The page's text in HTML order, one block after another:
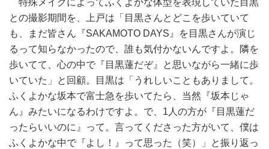
特殊メイクによってふくよかな体型を表現していた目黒
との撮影期間を、上戸は「目黒さんとどこを歩いていて
も、まだ皆さん『SAKAMOTO DAYS』を目黒さんが演じ
るって知らなかったので、誰も気付かないんですよ。隣を
歩いてて、心の中で『目黒蓮だぞ』と思いながら一緒に歩
いていた」と回顧。目黒は「うれしいこともありまして。
ふくよかな坂本で富士急を歩いてたら、当然『坂本じゃ
ん』みたいになるわけですよ。で、1人の方が『目黒蓮だ
ったらいいのに』って。言ってくださった方がいて、僕は
ふくよかな中で『よし！』って思った（笑）」と振り返っ